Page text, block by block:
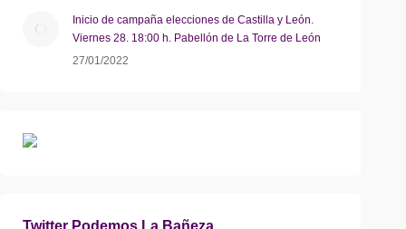
Inicio de campaña elecciones de Castilla y León.
Viernes 28. 18:00 h. Pabellón de La Torre de León
27/01/2022
Twitter Podemos La Bañeza